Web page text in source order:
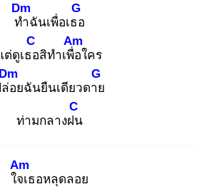
ทำ
Dm
ฉันเพื่อเธอ
G
ต่ดูเธอ
C
สิทำเพื่อ
Am
ใคร
อ
Dm
ยฉันยืนเดียวดาย
G
ท่ามกลางฝน
C
ใจเ
Am
ธอหลุดลอย